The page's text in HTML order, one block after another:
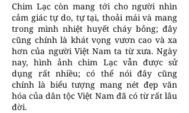
Chim Lạc còn mang tới cho người nhìn
cảm giác tự do, tự tại, thoải mái và mang
trong mình nhiệt huyết cháy bỏng; đây
cũng chính là khát vọng vươn cao và xa
hơn của người Việt Nam ta từ xưa. Ngày
nay, hình ảnh chim Lạc vẫn được sử
dụng rất nhiều; có thể nói đây cũng
chính là biểu tượng mang nét đẹp văn
hóa của dân tộc Việt Nam đã có từ rất lâu
đời.